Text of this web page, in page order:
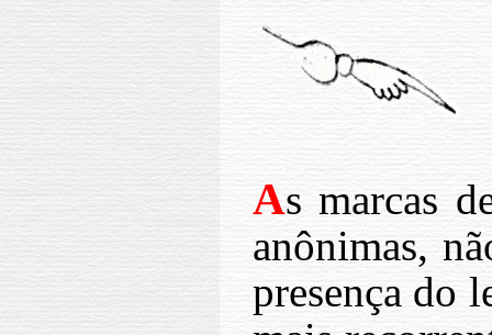
As marcas
anônimas,
presença do